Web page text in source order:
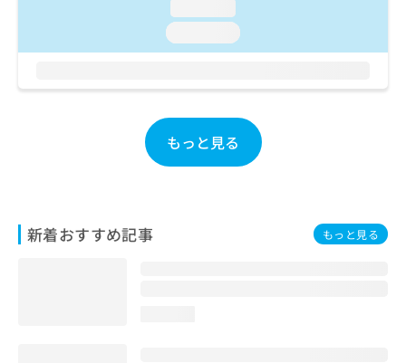
もっと見る
新着おすすめ記事 もっと見る
い
わ